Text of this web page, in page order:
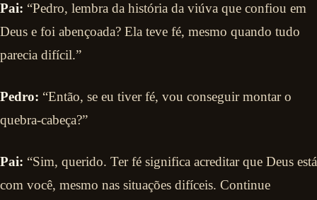
Pai: “Pedro, lembra da história da viúva que confiou em
Deus e foi abençoada? Ela teve fé, mesmo quando tudo
parecia difícil.”
Pedro: “Então, se eu tiver fé, vou conseguir montar o
quebra-cabeça?”
Pai: “Sim, querido. Ter fé significa acreditar que Deus está
com você, mesmo nas situações difíceis. Continue